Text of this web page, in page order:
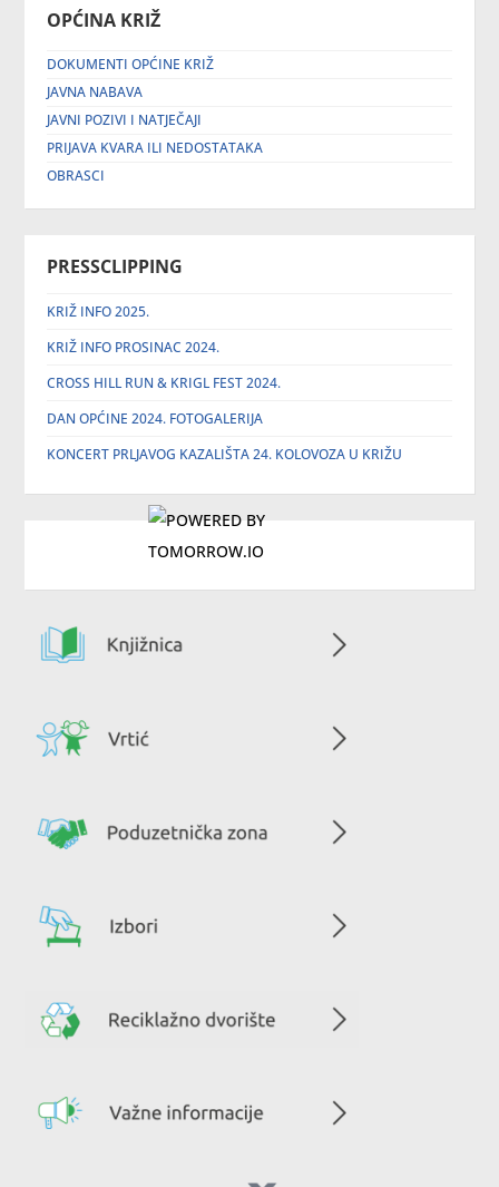
OPĆINA KRIŽ
DOKUMENTI OPĆINE KRIŽ
JAVNA NABAVA
JAVNI POZIVI I NATJEČAJI
PRIJAVA KVARA ILI NEDOSTATAKA
OBRASCI
PRESSCLIPPING
KRIŽ INFO 2025.
KRIŽ INFO PROSINAC 2024.
CROSS HILL RUN & KRIGL FEST 2024.
DAN OPĆINE 2024. FOTOGALERIJA
KONCERT PRLJAVOG KAZALIŠTA 24. KOLOVOZA U KRIŽU